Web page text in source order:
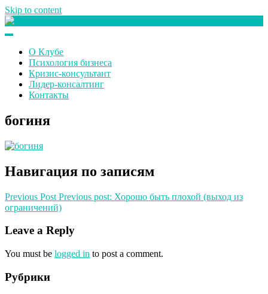
Skip to content
О Клубе
Психология бизнеса
Кризис-консультант
Лидер-консалтинг
Контакты
богиня
Навигация по записям
Previous Post Previous post: Хорошо быть плохой (выход из
ограничений)
Leave a Reply
You must be logged in to post a comment.
Рубрики